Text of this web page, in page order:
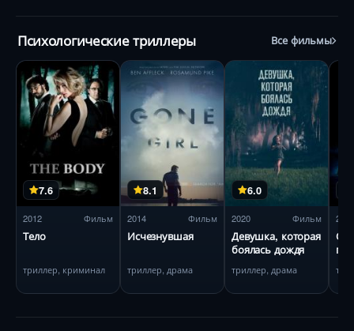
Психологические триллеры Все фильмы
7.6
2012 Фильм
Тело
триллер, криминал
8.1
2014 Фильм
Исчезнувшая
триллер, драма
6.0
2020 Фильм
Девушка, которая
боялась дождя
триллер, драма
2009